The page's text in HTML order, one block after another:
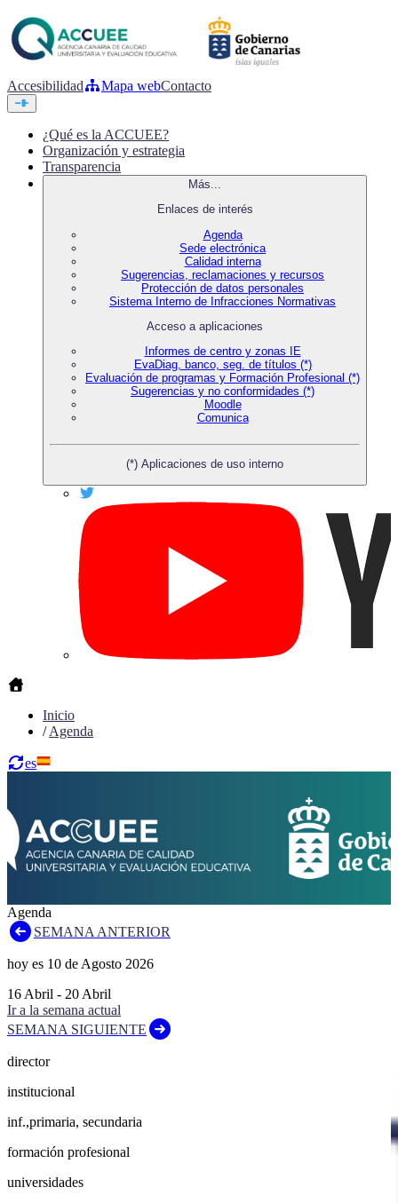
Accesibilidad Mapa webContacto
¿Qué es la ACCUEE?
Organización y estrategia
Transparencia
Más...
Enlaces de interés
Agenda
Sede electrónica
Calidad interna
Sugerencias, reclamaciones y recursos
Protección de datos personales
Sistema Interno de Infracciones Normativas
Acceso a aplicaciones
Informes de centro y zonas IE
EvaDiag, banco, seg. de títulos (*)
Evaluación de programas y Formación Profesional (*)
Sugerencias y no conformidades (*)
Moodle
Comunica
(*) Aplicaciones de uso interno
Inicio
/Agenda
es
Agenda
SEMANA ANTERIOR
hoy es 10 de Agosto 2026
16 Abril - 20 Abril
Ir a la semana actual
SEMANA SIGUIENTE
director
institucional
inf.,primaria, secundaria
formación profesional
universidades